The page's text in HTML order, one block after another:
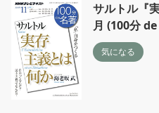
サルトル『
月 (100分
気になる